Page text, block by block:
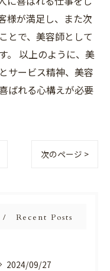
様が満足し、また次
とで、美容師として
。 以上のように、美
サービス精神、美容
ばれる心構えが必要
次のページ >
Recent Posts
2024/09/27